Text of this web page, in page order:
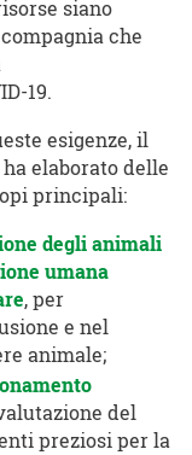
siano
che
19.
esigenze, il
elaborato delle
principali:
degli animali
umana
, per
e nel
animale;
del
preziosi per la